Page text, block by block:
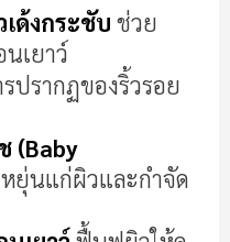
ด้งกระชับ ช่วย
เยาว์
ปรากฏของริ้วรอย
(Baby
ยุ่นแก่ผิวและกำจัด